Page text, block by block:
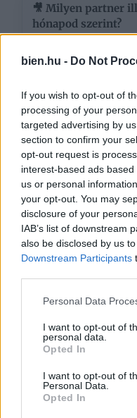
bien.hu - Do Not
If you wish to opt-out of
processing of your
targeted advertising by
section to confirm your
opt-out request is
interest-based ads
us or personal
your opt-out. You may
disclosure of your
IAB’s list of downstream
also be disclosed by us
Downstream Participants
Please note that this
not limited to your visit or
grant or deny consent to
use your data for below
consent section.
Personal Data
I want to opt-out of
personal data.
Opted In
I want to opt-out of
Personal Data.
Opted In
🎥 Milyen partner
hónapod szerint?
Ezeket olvassák
Ezt hozza 2026.
augusztus 8. a
numerológia szerint: